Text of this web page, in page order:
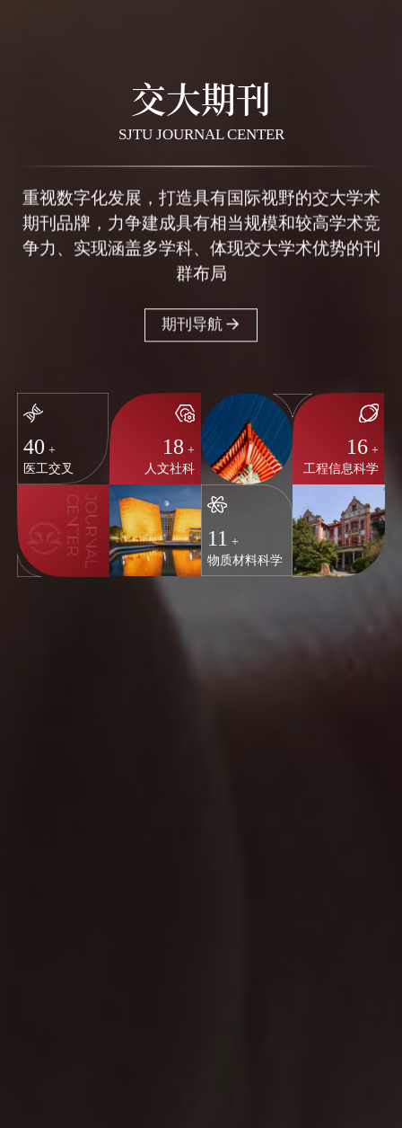
交大期刊
SJTU JOURNAL CENTER
重视数字化发展，打造具有国际视野的交大学术
期刊品牌，力争建成具有相当规模和较高学术竞
争力、实现涵盖多学科、体现交大学术优势的刊
群布局
期刊导航
40 +
医工交叉
18 +
人文社科
16 +
工程信息科学
11 +
物质材料科学